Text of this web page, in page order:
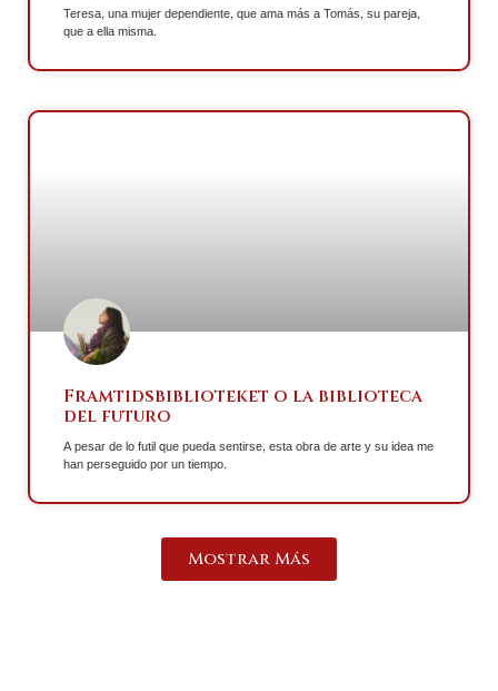
Teresa, una mujer dependiente, que ama más a Tomás, su pareja,
que a ella misma.
Framtidsbiblioteket o la biblioteca
del futuro
A pesar de lo futil que pueda sentirse, esta obra de arte y su idea me
han perseguido por un tiempo.
Mostrar Más